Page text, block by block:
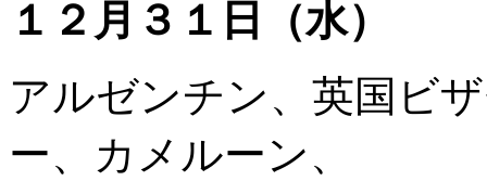
１２月３１日（水）
アルゼンチン、英国ビ
ー、カメルーン、